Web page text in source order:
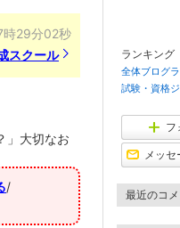
29分02秒
スクール
」大切なお
/
ランキング
全体ブログ
試験・資格
フ
メッセ
最近のコメ